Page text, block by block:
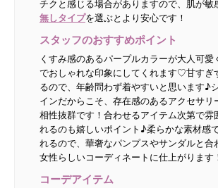
チクと感じる場合がありますので、肌が敏
無しタイプを選ぶとより安心です！
スタッフのおすすめポイント
くすみ感のあるパープルカラーが大人可愛
でおしゃれな印象にしてくれます♡甘すぎ
るので、年齢問わず着やすいと思います♪
インだからこそ、存在感のあるアクセサリ
相性抜群です！合わせるアイテム次第で雰
れるのも嬉しいポイント♪柔らかな素材感
れるので、華奢なパンプスやサンダルと合
女性らしいコーディネートに仕上がります
コーデアイテム